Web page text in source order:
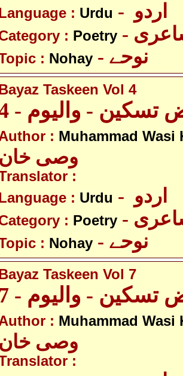
: Urdu
: Poetry
: Nohay
Taskeen Vol 4
تسکین - والیوم - 4
: Muhammad Wasi
وصی خان
:
: Urdu
: Poetry
: Nohay
Taskeen Vol 7
تسکین - والیوم - 7
: Muhammad Wasi
وصی خان
: